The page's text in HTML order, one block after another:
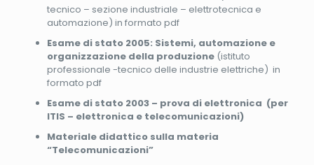
tecnico – sezione industriale – elettrotecnica e
automazione) in formato pdf
Esame di stato 2005: Sistemi, automazione e
organizzazione della produzione(istituto
professionale -tecnico delle industrie elettriche) in
formato pdf
Esame di stato 2003 – prova di elettronica (per
ITIS – elettronica e telecomunicazioni)
Materiale didattico sulla materia
“Telecomunicazioni”